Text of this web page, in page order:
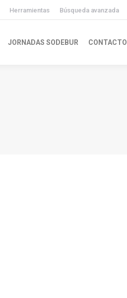
Herramientas Búsqueda avanzada
JORNADAS SODEBUR CONTACTO